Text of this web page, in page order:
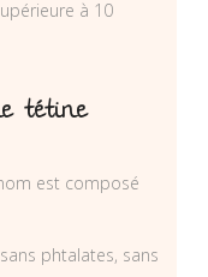
à 10
tétine
est composé
phtalates, sans